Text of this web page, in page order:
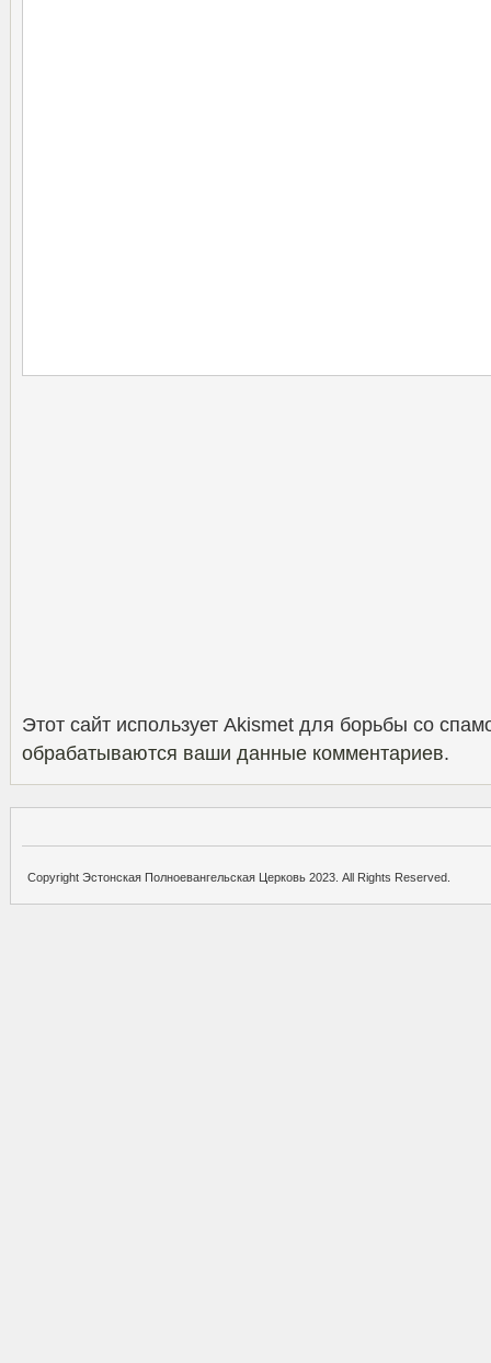
Этот сайт использует Akismet для борьбы со
обрабатываются ваши данные комментариев.
Copyright Эстонская Полноевангельская Церковь 2023. All Rights Reserved.